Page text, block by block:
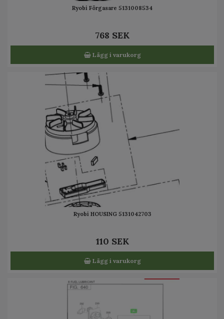
Ryobi Förgasare 5131008534
768 SEK
Lägg i varukorg
Ryobi HOUSING 5131042703
110 SEK
Lägg i varukorg